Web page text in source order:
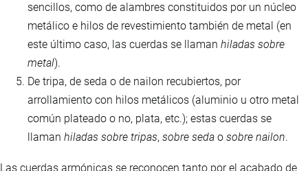
sencillos, como de alambres constituidos por un núcleo
metálico e hilos de revestimiento también de metal (en
este último caso, las cuerdas se llaman hiladas sobre
metal).
De tripa, de seda o de nailon recubiertos, por
arrollamiento con hilos metálicos (aluminio u otro metal
común plateado o no, plata, etc.); estas cuerdas se
llaman hiladas sobre tripas, sobre seda o sobre nailon.
Las cuerdas armónicas se reconocen tanto por el acabado de